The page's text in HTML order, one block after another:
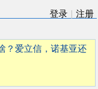
登录
注册
？爱立信，诺基亚还